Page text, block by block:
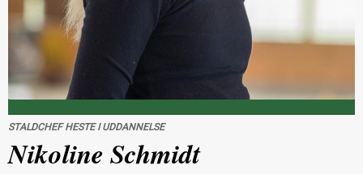
STALDCHEF HESTE I UDDANNELSE
Nikoline Schmidt